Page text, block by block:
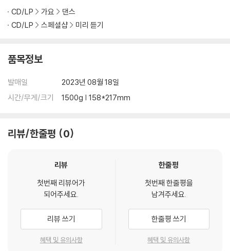
Composed by Marcus Lomax, Melanie Fontana, GG Ramirez, Li
ndgren
Arranged by Lindgren, J.Y. Park "The Asiansoul", 이해솔
s (BMI). All rights administered by Reservoir Media Manageme
Creations (ASCAP), Sony/ATV Ballad (BMI), Universal Music C
orp. / Bee & Rose Music (ASCAP)
Sub-publisher JYP Publishing (KOMCA), Fuji Pacific Korea, Univ
Sessions Background vocals by Melanie Fontana
Vocals directed by earattack
Recorded by 이상엽, 임찬미, earattack at JYPE Studios
Mixed by 이태섭 at JYPE Studios
Mastered by 권남우 at 821 Sound Mastering
2. Talkin’ About It (Feat. 24kGoldn)
CD/LP 가요
댄스
CD/LP
스페셜샵 미리 듣기
품목정보
발매일
2023년 08월 18일
시간/무게/크기
1500g | 158*217mm
리뷰/한줄평 0
리뷰
첫번째 리뷰어가
되어주세요.
리뷰 쓰기
혜택 및 유의사항
한줄평
첫번째 한줄평을
남겨주세요.
한줄평 쓰기
혜택 및 유의사항